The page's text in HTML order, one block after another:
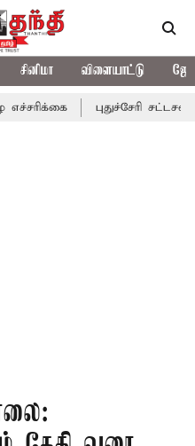
சினிமா விளையாட்டு
புதுச்சேரி சட்டசபையில்